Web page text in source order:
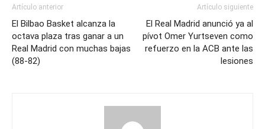
Artículo anterior
El Bilbao Basket alcanza la
octava plaza tras ganar a un
Real Madrid con muchas bajas
(88-82)
Artículo siguiente
El Real Madrid anunció ya al
pívot Omer Yurtseven como
refuerzo en la ACB ante las
lesiones